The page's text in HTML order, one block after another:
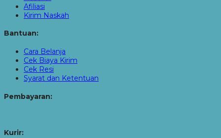
Afiliasi
Kirim Naskah
Bantuan:
Cara Belanja
Cek Biaya Kirim
Cek Resi
Syarat dan Ketentuan
Pembayaran:
Kurir: